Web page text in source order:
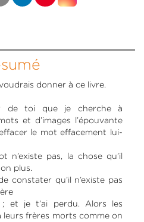
donner à ce livre.
de toi que je cherche à
et d’images l’épouvante
le mot effacement lui-
pas, la chose qu’il
plus.
constater qu’il n’existe pas
et je t’ai perdu. Alors les
leurs frères morts comme on